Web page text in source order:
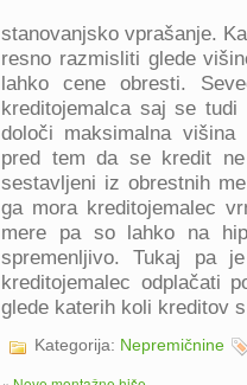
stanovanjsko vprašanje.
resno razmisliti glede
lahko cene obresti.
kreditojemalca saj se
določi maksimalna
pred tem da se kredit
sestavljeni iz obrestnih
ga mora kreditojemalec
mere pa so lahko na
spremenljivo. Tukaj pa
kreditojemalec odplačati
glede katerih koli kreditov
Kategorija: Nepremičnine